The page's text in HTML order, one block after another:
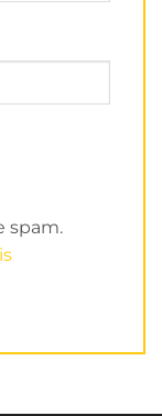
spam.